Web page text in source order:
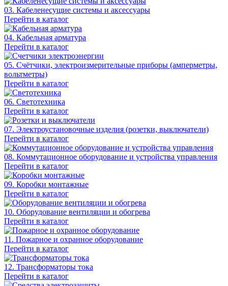
03. Кабеленесущие системы и аксессуары
Перейти в каталог
04. Кабельная арматура
Перейти в каталог
05. Счётчики, электроизмерительные приборы (амперметры,
вольтметры)
Перейти в каталог
06. Светотехника
Перейти в каталог
07. Электроустановочные изделия (розетки, выключатели)
Перейти в каталог
08. Коммутационное оборудование и устройства управления
Перейти в каталог
09. Коробки монтажные
Перейти в каталог
10. Оборудование вентиляции и обогрева
Перейти в каталог
11. Пожарное и охранное оборудование
Перейти в каталог
12. Трансформаторы тока
Перейти в каталог